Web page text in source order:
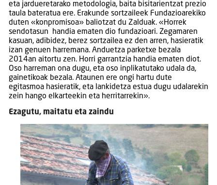
eta jardueretarako metodologia, baita bisitarientzat prezio
taula bateratua ere. Erakunde sortzaileek Fundazioarekiko
duten «konpromisoa» baliotzat du Zalduak. «Horrek
sendotasun handia ematen dio fundazioari. Zegamaren
kasuan, adibidez, berez sortzailea ez den arren, hasieratik
izan genuen harremana. Anduetza parketxe bezala
2014an aitortu zen. Horri garrantzia handia ematen diot.
Oso harreman ona dugu, eta oso inplikatutako udala da,
gainetikoak bezala. Ataunen ere ongi hartu dute
egitasmoa hasieratik, eta lankidetza estua dugu udalarekin
zein hango elkarteekin eta herritarrekin».
Ezagutu, maitatu eta zaindu